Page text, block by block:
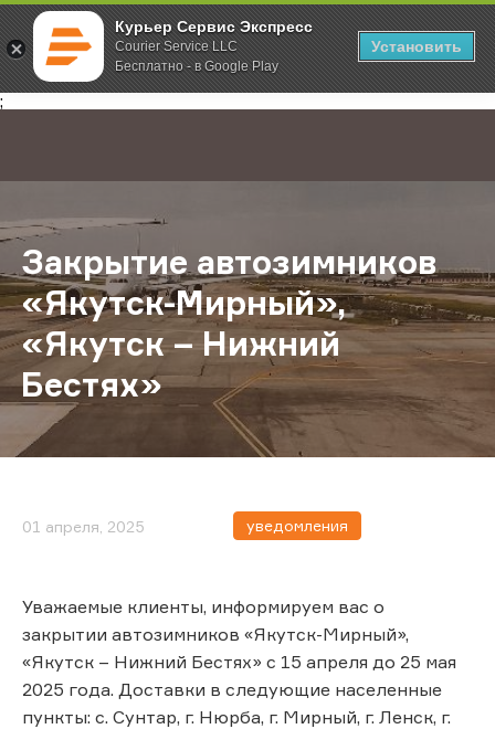
Курьер Сервис Экспресс
Courier Service LLC
Бесплатно - в Google Play
Установить
;
Главная О компании Новости Закрытие автозимников «Якутск-
Закрытие автозимников
«Якутск-Мирный»,
«Якутск – Нижний
Бестях»
01 апреля, 2025 уведомления
Уважаемые клиенты, информируем вас о
закрытии автозимников «Якутск-Мирный»,
«Якутск – Нижний Бестях» с 15 апреля до 25 мая
2025 года. Доставки в следующие населенные
пункты: с. Сунтар, г. Нюрба, г. Мирный, г. Ленск, г.